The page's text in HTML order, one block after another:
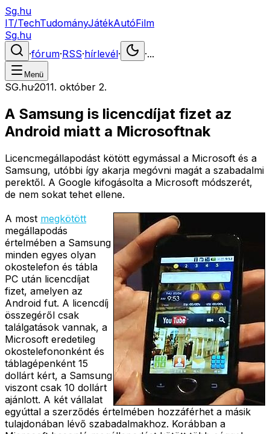
Sg.hu
IT/TechTudományJátékAutóFilm
Sg.hu
·fórum·RSS·hírlevél· ·...
Menü
SG.hu·2011. október 2.
A Samsung is licencdíjat fizet az
Android miatt a Microsoftnak
Licencmegállapodást kötött egymással a Microsoft és a
Samsung, utóbbi így akarja megóvni magát a szabadalmi
perektől. A Google kifogásolta a Microsoft módszerét,
de nem sokat tehet ellene.
A most megkötött
megállapodás
értelmében a Samsung
minden egyes olyan
okostelefon és tábla
PC után licencdíjat
fizet, amelyen az
Android fut. A licencdíj
összegéről csak
találgatások vannak, a
Microsoft eredetileg
okostelefononként és
táblagépenként 15
dollárt kért, a Samsung
viszont csak 10 dollárt
ajánlott. A két vállalat
egyúttal a szerződés értelmében hozzáférhet a másik
tulajdonában lévő szabadalmakhoz. Korábban a